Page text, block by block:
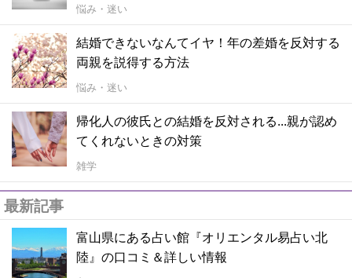
悩み・迷い
結婚できないなんてイヤ！年の差婚を反対する
両親を説得する方法
悩み・迷い
帰化人の彼氏との結婚を反対される...親が認め
てくれないときの対策
雑学
最新記事
富山県にある占い館『オリエンタル易占い北
陸』の口コミ＆詳しい情報